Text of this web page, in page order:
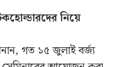
নিয়ে
গত ১৫ জুলাই বর্জ্য